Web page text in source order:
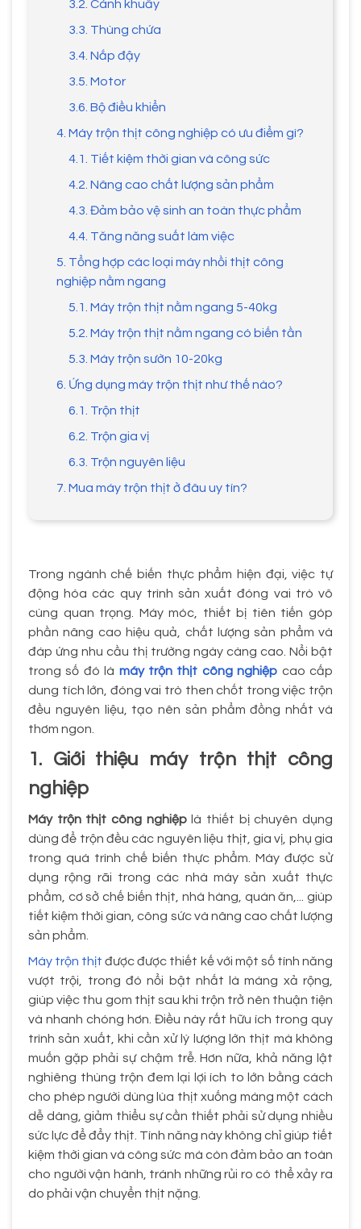
3.2. Cánh khuấy
3.3. Thùng chứa
3.4. Nắp đậy
3.5. Motor
3.6. Bộ điều khiển
4. Máy trộn thịt công nghiệp có ưu điểm gì?
4.1. Tiết kiệm thời gian và công sức
4.2. Nâng cao chất lượng sản phẩm
4.3. Đảm bảo vệ sinh an toàn thực phẩm
4.4. Tăng năng suất làm việc
5. Tổng hợp các loại máy nhồi thịt công
nghiệp nằm ngang
5.1. Máy trộn thịt nằm ngang 5-40kg
5.2. Máy trộn thịt nằm ngang có biến tần
5.3. Máy trộn sườn 10-20kg
6. Ứng dụng máy trộn thịt như thế nào?
6.1. Trộn thịt
6.2. Trộn gia vị
6.3. Trộn nguyên liệu
7. Mua máy trộn thịt ở đâu uy tín?
Trong ngành chế biến thực phẩm hiện đại, việc tự
động hóa các quy trình sản xuất đóng vai trò vô
cùng quan trọng. Máy móc, thiết bị tiên tiến góp
phần nâng cao hiệu quả, chất lượng sản phẩm và
đáp ứng nhu cầu thị trường ngày càng cao. Nổi bật
trong số đó là máy trộn thịt công nghiệp cao cấp
dung tích lớn, đóng vai trò then chốt trong việc trộn
đều nguyên liệu, tạo nên sản phẩm đồng nhất và
thơm ngon.
1. Giới thiệu máy trộn thịt công
nghiệp
Máy trộn thịt công nghiệplà thiết bị chuyên dụng
dùng để trộn đều các nguyên liệu thịt, gia vị, phụ gia
trong quá trình chế biến thực phẩm. Máy được sử
dụng rộng rãi trong các nhà máy sản xuất thực
phẩm, cơ sở chế biến thịt, nhà hàng, quán ăn,... giúp
tiết kiệm thời gian, công sức và nâng cao chất lượng
sản phẩm.
Máy trộn thịt được được thiết kế với một số tính năng
vượt trội, trong đó nổi bật nhất là máng xả rộng,
giúp việc thu gom thịt sau khi trộn trở nên thuận tiện
và nhanh chóng hơn. Điều này rất hữu ích trong quy
trình sản xuất, khi cần xử lý lượng lớn thịt mà không
muốn gặp phải sự chậm trễ. Hơn nữa, khả năng lật
nghiêng thùng trộn đem lại lợi ích to lớn bằng cách
cho phép người dùng lùa thịt xuống máng một cách
dễ dàng, giảm thiểu sự cần thiết phải sử dụng nhiều
sức lực để đẩy thịt. Tính năng này không chỉ giúp tiết
kiệm thời gian và công sức mà còn đảm bảo an toàn
cho người vận hành, tránh những rủi ro có thể xảy ra
do phải vận chuyển thịt nặng.